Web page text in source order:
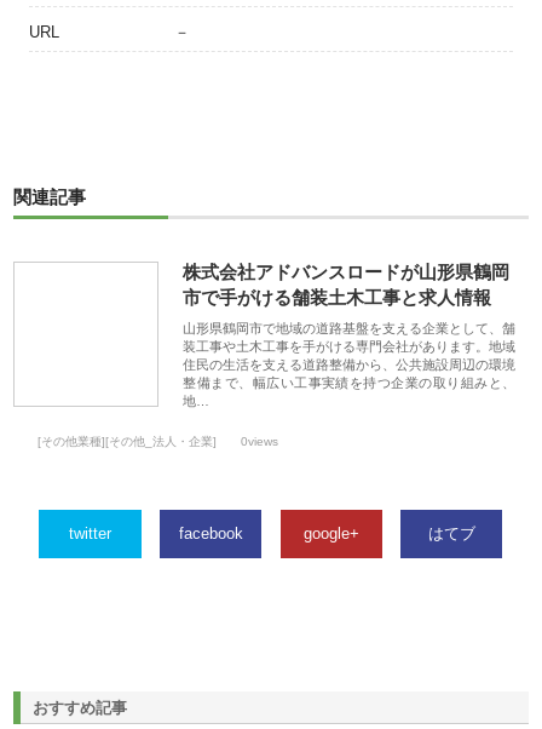
URL －
関連記事
株式会社アドバンスロードが山形県鶴岡
市で手がける舗装土木工事と求人情報
山形県鶴岡市で地域の道路基盤を支える企業として、舗
装工事や土木工事を手がける専門会社があります。地域
住民の生活を支える道路整備から、公共施設周辺の環境
整備まで、幅広い工事実績を持つ企業の取り組みと、
地…
[その他業種][その他_法人・企業] 0views
twitter facebook google+ はてブ
おすすめ記事